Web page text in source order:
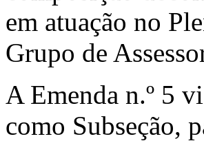
em atuação no
Grupo de
A Emenda n.º 5
como Subseção,